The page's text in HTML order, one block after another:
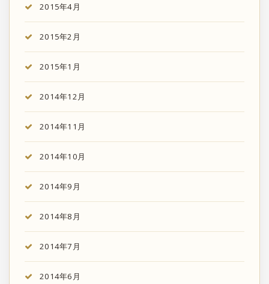
2015年4月
2015年2月
2015年1月
2014年12月
2014年11月
2014年10月
2014年9月
2014年8月
2014年7月
2014年6月